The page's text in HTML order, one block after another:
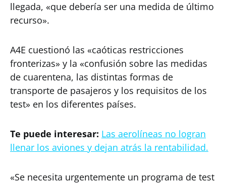
llegada, «que debería ser una medida de último
recurso».
A4E cuestionó las «caóticas restricciones
fronterizas» y la «confusión sobre las medidas
de cuarentena, las distintas formas de
transporte de pasajeros y los requisitos de los
test» en los diferentes países.
Te puede interesar: Las aerolíneas no logran
llenar los aviones y dejan atrás la rentabilidad.
«Se necesita urgentemente un programa de test